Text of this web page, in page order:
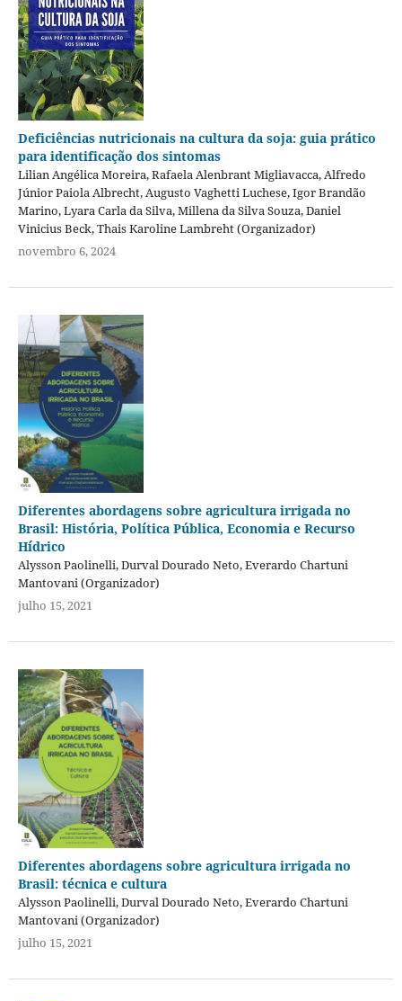
Deficiências nutricionais na cultura da soja: guia prático
para identificação dos sintomas
Lilian Angélica Moreira, Rafaela Alenbrant Migliavacca, Alfredo
Júnior Paiola Albrecht, Augusto Vaghetti Luchese, Igor Brandão
Marino, Lyara Carla da Silva, Millena da Silva Souza, Daniel
Vinicius Beck, Thais Karoline Lambreht (Organizador)
novembro 6, 2024
Diferentes abordagens sobre agricultura irrigada no
Brasil: História, Política Pública, Economia e Recurso
Hídrico
Alysson Paolinelli, Durval Dourado Neto, Everardo Chartuni
Mantovani (Organizador)
julho 15, 2021
Diferentes abordagens sobre agricultura irrigada no
Brasil: técnica e cultura
Alysson Paolinelli, Durval Dourado Neto, Everardo Chartuni
Mantovani (Organizador)
julho 15, 2021